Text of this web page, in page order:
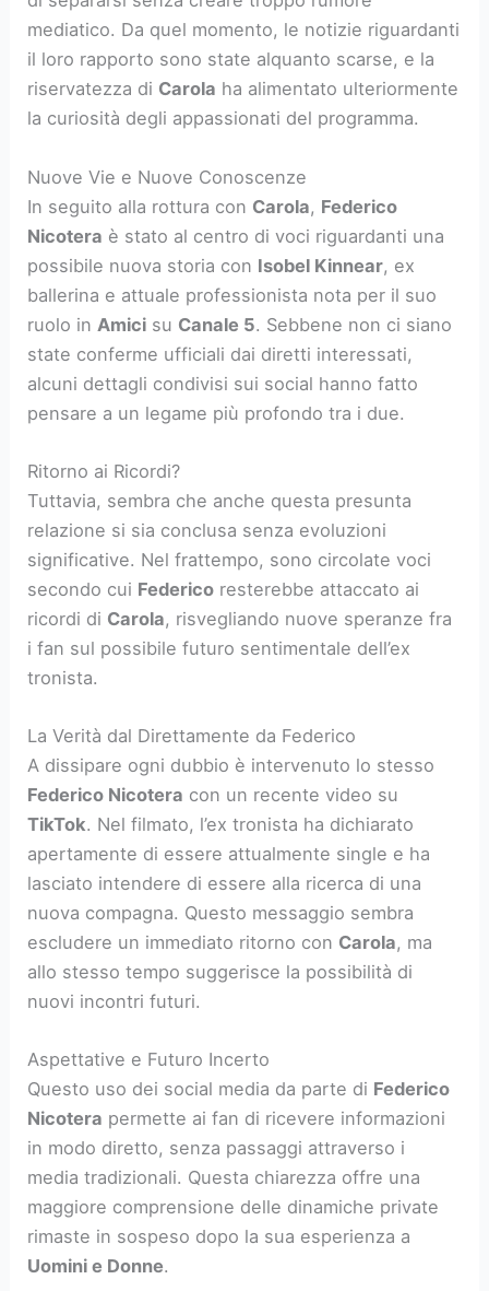
mediatico. Da quel momento, le notizie riguardanti
il loro rapporto sono state alquanto scarse, e la
riservatezza di Carola ha alimentato ulteriormente
la curiosità degli appassionati del programma.
Nuove Vie e Nuove Conoscenze
In seguito alla rottura con Carola, Federico
Nicotera è stato al centro di voci riguardanti una
possibile nuova storia con Isobel Kinnear, ex
ballerina e attuale professionista nota per il suo
ruolo in Amici su Canale 5. Sebbene non ci siano
state conferme ufficiali dai diretti interessati,
alcuni dettagli condivisi sui social hanno fatto
pensare a un legame più profondo tra i due.
Ritorno ai Ricordi?
Tuttavia, sembra che anche questa presunta
relazione si sia conclusa senza evoluzioni
significative. Nel frattempo, sono circolate voci
secondo cui Federico resterebbe attaccato ai
ricordi di Carola, risvegliando nuove speranze fra
i fan sul possibile futuro sentimentale dell’ex
tronista.
La Verità dal Direttamente da Federico
A dissipare ogni dubbio è intervenuto lo stesso
Federico Nicotera con un recente video su
TikTok. Nel filmato, l’ex tronista ha dichiarato
apertamente di essere attualmente single e ha
lasciato intendere di essere alla ricerca di una
nuova compagna. Questo messaggio sembra
escludere un immediato ritorno con Carola, ma
allo stesso tempo suggerisce la possibilità di
nuovi incontri futuri.
Aspettative e Futuro Incerto
Questo uso dei social media da parte di Federico
Nicotera permette ai fan di ricevere informazioni
in modo diretto, senza passaggi attraverso i
media tradizionali. Questa chiarezza offre una
maggiore comprensione delle dinamiche private
rimaste in sospeso dopo la sua esperienza a
Uomini e Donne.